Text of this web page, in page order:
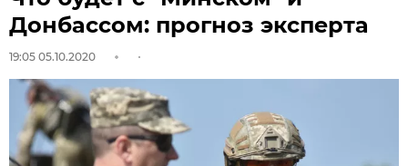
Донбассом: прогноз эксперта
19:05 05.10.2020